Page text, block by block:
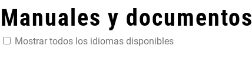
Manuales y documentos
Mostrar todos los idiomas disponibles